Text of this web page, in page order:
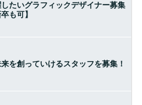
たいグラフィックデザイナー募集
も可】
を創っていけるスタッフを募集！